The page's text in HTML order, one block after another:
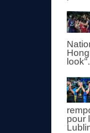
look".
pour